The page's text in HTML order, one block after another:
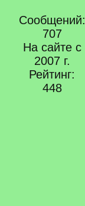
Сообщений:
707
На сайте с
2007 г.
Рейтинг:
448